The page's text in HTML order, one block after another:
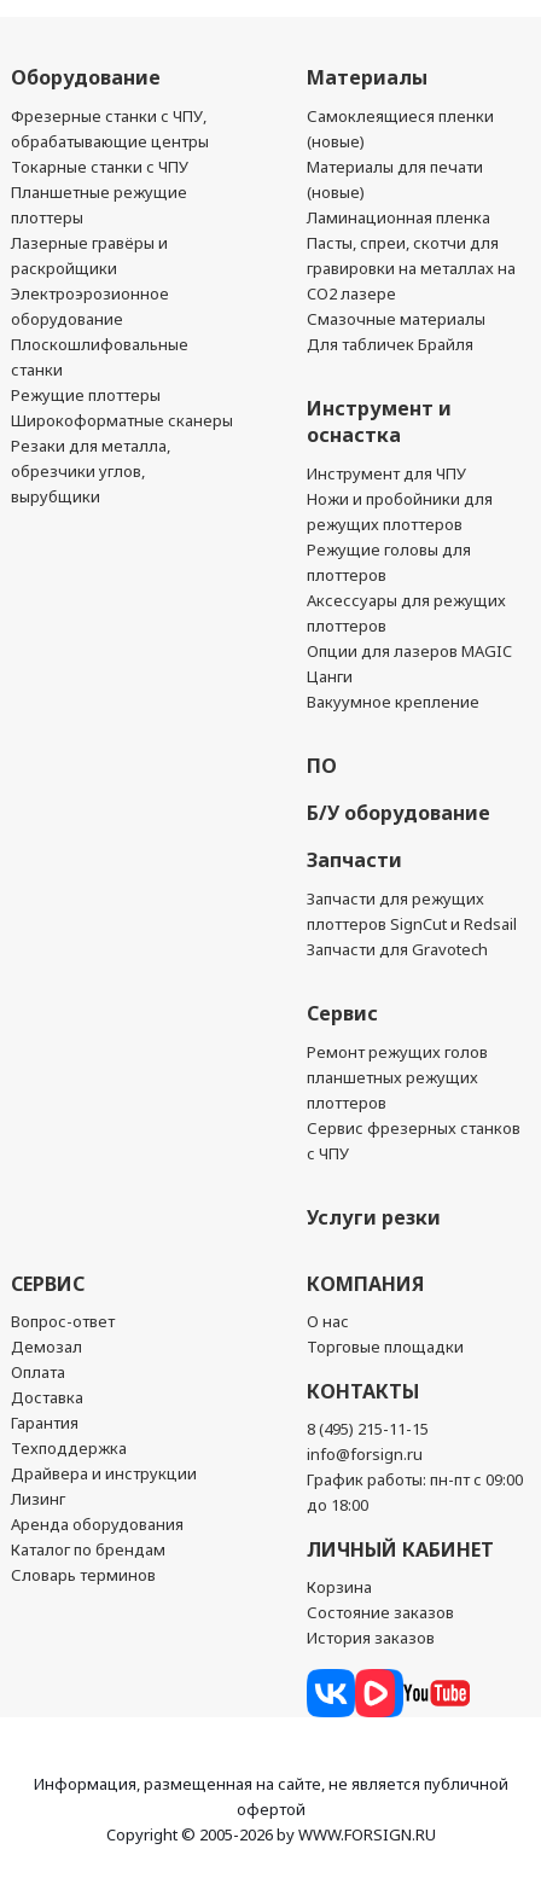
Оборудование
Фрезерные станки с ЧПУ,
обрабатывающие центры
Токарные станки с ЧПУ
Планшетные режущие
плоттеры
Лазерные гравёры и
раскройщики
Электроэрозионное
оборудование
Плоскошлифовальные
станки
Режущие плоттеры
Широкоформатные сканеры
Резаки для металла,
обрезчики углов,
вырубщики
Материалы
Самоклеящиеся пленки
(новые)
Материалы для печати
(новые)
Ламинационная пленка
Пасты, спреи, скотчи для
гравировки на металлах на
CO2 лазере
Смазочные материалы
Для табличек Брайля
Инструмент и
оснастка
Инструмент для ЧПУ
Ножи и пробойники для
режущих плоттеров
Режущие головы для
плоттеров
Аксессуары для режущих
плоттеров
Опции для лазеров MAGIC
Цанги
Вакуумное крепление
ПО
Б/У оборудование
Запчасти
Запчасти для режущих
плоттеров SignCut и Redsail
Запчасти для Gravotech
Сервис
Ремонт режущих голов
планшетных режущих
плоттеров
Сервис фрезерных станков
с ЧПУ
Услуги резки
СЕРВИС
Вопрос-ответ
Демозал
Оплата
Доставка
Гарантия
Техподдержка
Драйвера и инструкции
Лизинг
Аренда оборудования
Каталог по брендам
Словарь терминов
КОМПАНИЯ
О нас
Торговые площадки
КОНТАКТЫ
8 (495) 215-11-15
info@forsign.ru
График работы: пн-пт с 09:00
до 18:00
ЛИЧНЫЙ КАБИНЕТ
Корзина
Состояние заказов
История заказов
Информация, размещенная на сайте, не является публичной
офертой
Copyright © 2005-2026 by WWW.FORSIGN.RU